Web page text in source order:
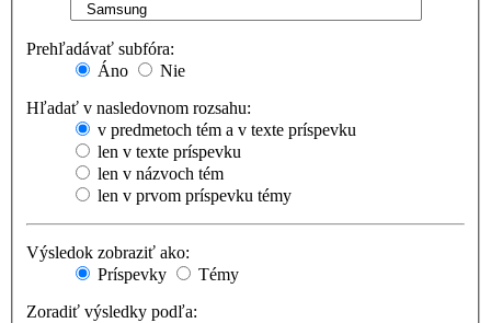
Prehľadávať subfóra:
Áno
Nie
Hľadať v nasledovnom rozsahu:
v predmetoch tém a v texte príspevku
len v texte príspevku
len v názvoch tém
len v prvom príspevku témy
Výsledok zobraziť ako:
Príspevky
Témy
Zoradiť výsledky podľa: